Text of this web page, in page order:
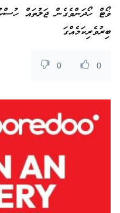
ޥޯޓް ހޯދަންވެގެން ޖަލުތައް
ބިރުވެރިކަމެއްގަ
0
0